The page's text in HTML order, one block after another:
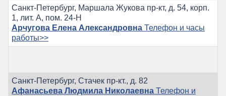
Санкт-Петербург, Маршала Жукова пр-кт, д. 54, корп.
1, лит. А, пом. 24-Н
Арчугова Елена Александровна Телефон и часы
работы>>
Санкт-Петербург, Стачек пр-кт., д. 82
Афанасьева Людмила Николаевна Телефон и